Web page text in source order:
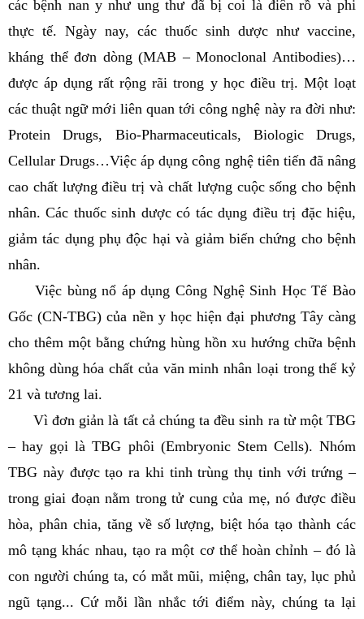
các bệnh nan y như ung thư đã bị coi là điên rồ và phi
thực tế. Ngày nay, các thuốc sinh dược như vaccine,
kháng thể đơn dòng (MAB – Monoclonal Antibodies)…
được áp dụng rất rộng rãi trong y học điều trị. Một loạt
các thuật ngữ mới liên quan tới công nghệ này ra đời như:
Protein Drugs, Bio-Pharmaceuticals, Biologic Drugs,
Cellular Drugs…Việc áp dụng công nghệ tiên tiến đã nâng
cao chất lượng điều trị và chất lượng cuộc sống cho bệnh
nhân. Các thuốc sinh dược có tác dụng điều trị đặc hiệu,
giảm tác dụng phụ độc hại và giảm biến chứng cho bệnh
nhân.
Việc bùng nổ áp dụng Công Nghệ Sinh Học Tế Bào
Gốc (CN-TBG) của nền y học hiện đại phương Tây càng
cho thêm một bằng chứng hùng hồn xu hướng chữa bệnh
không dùng hóa chất của văn minh nhân loại trong thế kỷ
21 và tương lai.
Vì đơn giản là tất cả chúng ta đều sinh ra từ một TBG
– hay gọi là TBG phôi (Embryonic Stem Cells). Nhóm
TBG này được tạo ra khi tinh trùng thụ tinh với trứng –
trong giai đoạn nằm trong tử cung của mẹ, nó được điều
hòa, phân chia, tăng về số lượng, biệt hóa tạo thành các
mô tạng khác nhau, tạo ra một cơ thể hoàn chỉnh – đó là
con người chúng ta, có mắt mũi, miệng, chân tay, lục phủ
ngũ tạng... Cứ mỗi lần nhắc tới điểm này, chúng ta lại